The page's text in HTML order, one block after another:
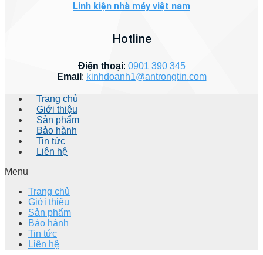
Linh kiện nhà máy việt nam
Hotline
Điện thoại: 0901 390 345
Email : kinhdoanh1@antrongtin.com
Trang chủ
Giới thiệu
Sản phẩm
Bảo hành
Tin tức
Liên hệ
Menu
Trang chủ
Giới thiệu
Sản phẩm
Bảo hành
Tin tức
Liên hệ